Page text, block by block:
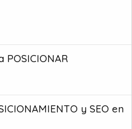
POSICIONAR
y SEO en